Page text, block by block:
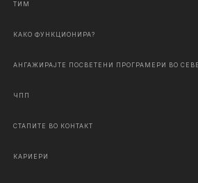
ТИМ
КАКО ФУНКЦИОНИРА?
АНГАЖИРАЈТЕ ПОСВЕТЕНИ ПРОГРАМЕРИ ВО
ЧПП
СТАПИТЕ ВО КОНТАКТ
КАРИЕРИ